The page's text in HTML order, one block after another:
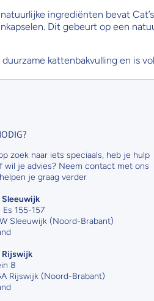
ingrediënten bevat
Dit gebeurt op een
kattenbakvulling en is
zoek naar iets speciaals, heb je hulp
wil je advies? Neem contact met ons
je graag verder
Sleeuwijk
155-157
Sleeuwijk (Noord-Brabant)
Rijswijk
8
Rijswijk (Noord-Brabant)